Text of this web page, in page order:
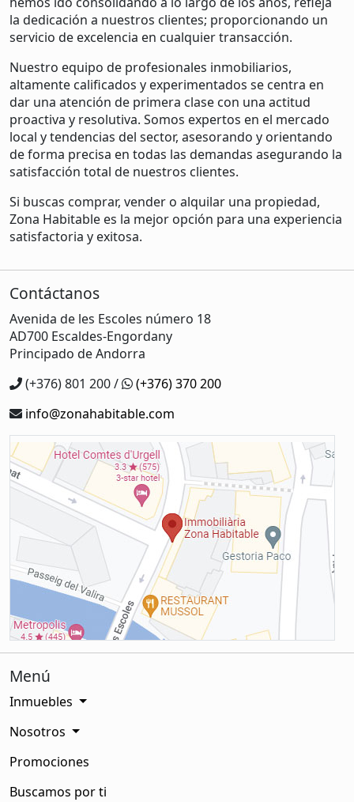
la dedicación a nuestros clientes; proporcionando un
servicio de excelencia en cualquier transacción.
Nuestro equipo de profesionales inmobiliarios,
altamente calificados y experimentados se centra en
dar una atención de primera clase con una actitud
proactiva y resolutiva. Somos expertos en el mercado
local y tendencias del sector, asesorando y orientando
de forma precisa en todas las demandas asegurando la
satisfacción total de nuestros clientes.
Si buscas comprar, vender o alquilar una propiedad,
Zona Habitable es la mejor opción para una experiencia
satisfactoria y exitosa.
Contáctanos
Avenida de les Escoles número 18
AD700 Escaldes-Engordany
Principado de Andorra
(+376) 801 200 /
(+376) 370 200
info@zonahabitable.com
Menú
Inmuebles
Nosotros
Promociones
Buscamos por ti